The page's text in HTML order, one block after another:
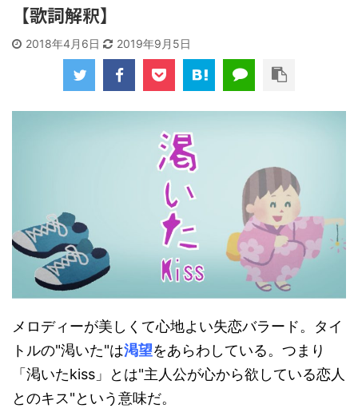
【歌詞解釈】
2018年4月6日 2019年9月5日
メロディーが美しくて心地よい失恋バラード。タイ
トルの"渇いた"は渇望をあらわしている。つまり
「渇いたkiss」とは"主人公が心から欲している恋人
とのキス"という意味だ。